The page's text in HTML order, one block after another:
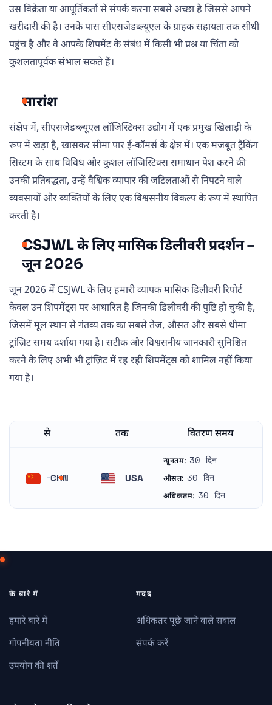
उस विक्रेता या आपूर्तिकर्ता से संपर्क करना सबसे अच्छा है जिससे आपने
खरीदारी की है। उनके पास सीएसजेडब्ल्यूएल के ग्राहक सहायता तक सीधी
पहुंच है और वे आपके शिपमेंट के संबंध में किसी भी प्रश्न या चिंता को
कुशलतापूर्वक संभाल सकते हैं।
सारांश
संक्षेप में, सीएसजेडब्ल्यूएल लॉजिस्टिक्स उद्योग में एक प्रमुख खिलाड़ी के
रूप में खड़ा है, खासकर सीमा पार ई-कॉमर्स के क्षेत्र में। एक मजबूत ट्रैकिंग
सिस्टम के साथ विविध और कुशल लॉजिस्टिक्स समाधान पेश करने की
उनकी प्रतिबद्धता, उन्हें वैश्विक व्यापार की जटिलताओं से निपटने वाले
व्यवसायों और व्यक्तियों के लिए एक विश्वसनीय विकल्प के रूप में स्थापित
करती है।
CSJWL के लिए मासिक डिलीवरी प्रदर्शन –
जून 2026
जून 2026 में CSJWL के लिए हमारी व्यापक मासिक डिलीवरी रिपोर्ट
केवल उन शिपमेंट्स पर आधारित है जिनकी डिलीवरी की पुष्टि हो चुकी है,
जिसमें मूल स्थान से गंतव्य तक का सबसे तेज, औसत और सबसे धीमा
ट्रांज़िट समय दर्शाया गया है। सटीक और विश्वसनीय जानकारी सुनिश्चित
करने के लिए अभी भी ट्रांज़िट में रह रही शिपमेंट्स को शामिल नहीं किया
गया है।
से तक वितरण समय
CHN USA
न्यूनतम: 30 दिन
औसत: 30 दिन
अधिकतम: 30 दिन
के बारे में
हमारे बारे में
गोपनीयता नीति
उपयोग की शर्तें
मदद
अधिकतर पूछे जाने वाले सवाल
संपर्क करें